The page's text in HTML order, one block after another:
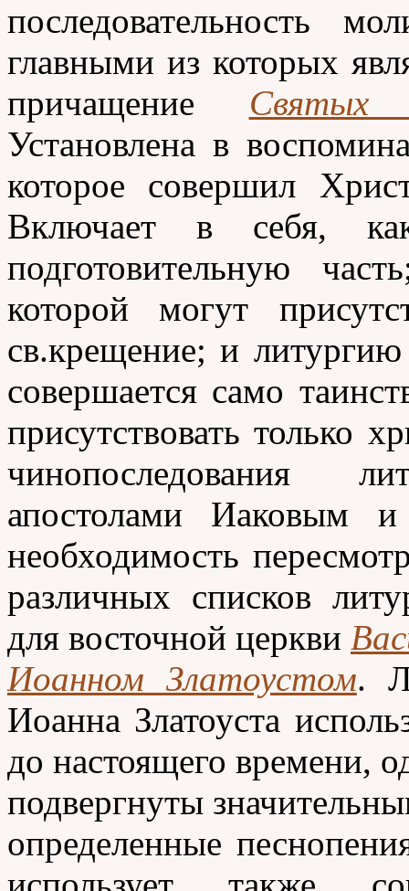
последовательность
главными из которых
причащение Святых
Установлена в
которое совершил
Включает в себя,
подготовительную
которой могут
св.крещение; и
совершается само
присутствовать только
чинопоследования
апостолами Иаковым
необходимость
различных списков
для восточной церкви
Иоанном Златоустом.
Иоанна Златоуста
до настоящего времени,
подвергнуты
определенные